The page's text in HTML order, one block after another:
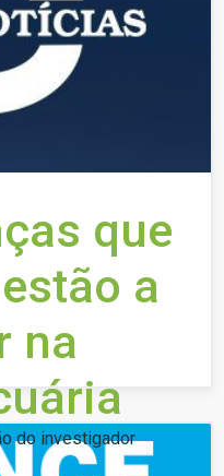
que
a
na
do investigador